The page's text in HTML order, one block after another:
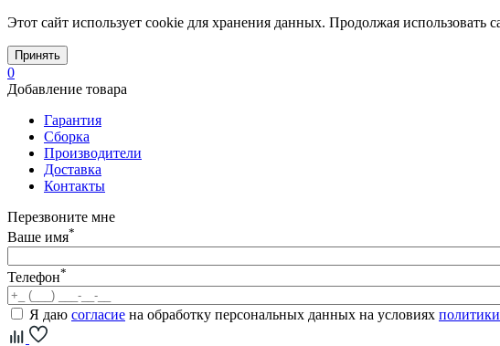
Этот сайт использует cookie для хранения данных. Продолжая использовать
Принять
0
Добавление товара
Гарантия
Сборка
Производители
Доставка
Контакты
Перезвоните мне
Ваше имя*
Телефон*
Я даю согласие на обработку персональных данных на условиях